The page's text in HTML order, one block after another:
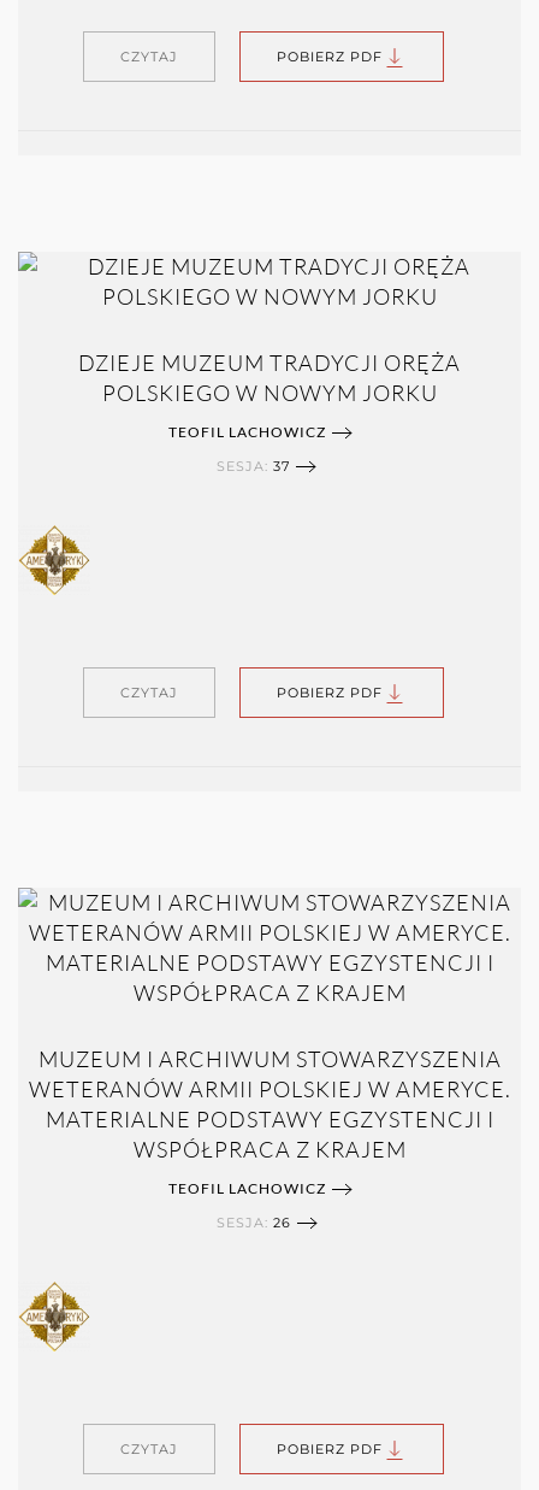
CZYTAJ POBIERZ PDF
DZIEJE MUZEUM TRADYCJI ORĘŻA
POLSKIEGO W NOWYM JORKU
TEOFIL LACHOWICZ
SESJA: 37
CZYTAJ POBIERZ PDF
MUZEUM I ARCHIWUM STOWARZYSZENIA
WETERANÓW ARMII POLSKIEJ W AMERYCE.
MATERIALNE PODSTAWY EGZYSTENCJI I
WSPÓŁPRACA Z KRAJEM
TEOFIL LACHOWICZ
SESJA: 26
CZYTAJ POBIERZ PDF